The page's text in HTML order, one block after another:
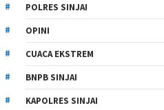
POLRES SINJAI
OPINI
CUACA EKSTREM
BNPB SINJAI
KAPOLRES SINJAI